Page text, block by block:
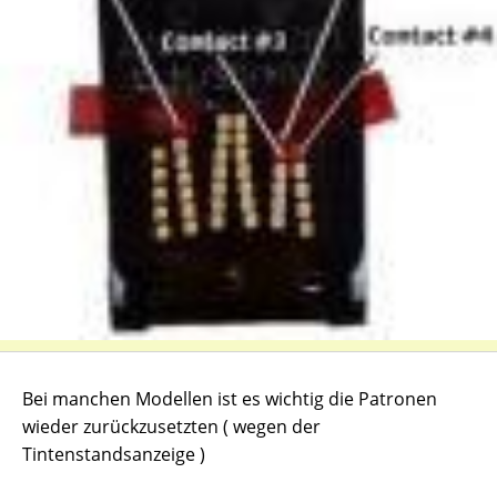
Bei manchen Modellen ist es wichtig die Patronen
wieder zurückzusetzten ( wegen der
Tintenstandsanzeige )